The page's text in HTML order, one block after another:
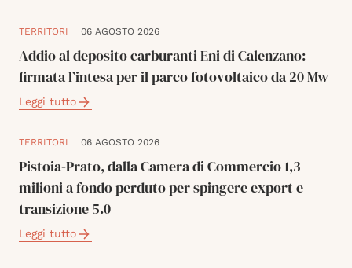
TERRITORI 06 AGOSTO 2026
Addio al deposito carburanti Eni di Calenzano:
firmata l’intesa per il parco fotovoltaico da 20 Mw
Leggi tutto
TERRITORI 06 AGOSTO 2026
Pistoia-Prato, dalla Camera di Commercio 1,3
milioni a fondo perduto per spingere export e
transizione 5.0
Leggi tutto